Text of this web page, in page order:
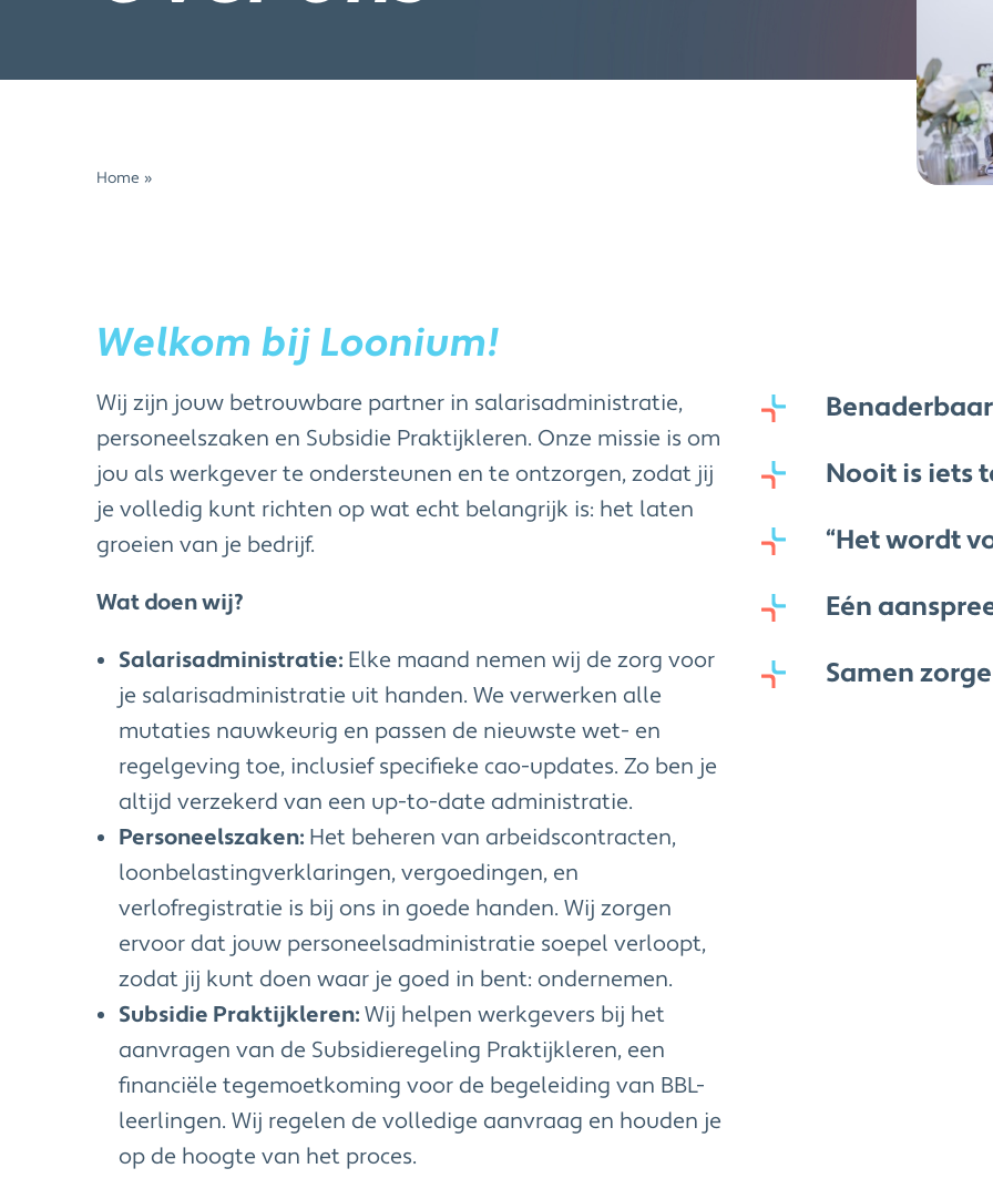
Home »
Welkom bij Loonium!
Wij zijn jouw betrouwbare partner in salarisadministratie,
personeelszaken en Subsidie Praktijkleren. Onze missie is om
jou als werkgever te ondersteunen en te ontzorgen, zodat jij
je volledig kunt richten op wat echt belangrijk is: het laten
groeien van je bedrijf.
Wat doen wij?
Salarisadministratie: Elke maand nemen wij de zorg voor
je salarisadministratie uit handen. We verwerken alle
mutaties nauwkeurig en passen de nieuwste wet- en
regelgeving toe, inclusief specifieke cao-updates. Zo ben je
altijd verzekerd van een up-to-date administratie.
Personeelszaken: Het beheren van arbeidscontracten,
loonbelastingverklaringen, vergoedingen, en
verlofregistratie is bij ons in goede handen. Wij zorgen
ervoor dat jouw personeelsadministratie soepel verloopt,
zodat jij kunt doen waar je goed in bent: ondernemen.
Subsidie Praktijkleren:Wij helpen werkgevers bij het
aanvragen van de Subsidieregeling Praktijkleren, een
financiële tegemoetkoming voor de begeleiding van BBL-
leerlingen. Wij regelen de volledige aanvraag en houden je
op de hoogte van het proces.
Benaderbaar
Nooit is iets
“Het wordt
Eén
Samen